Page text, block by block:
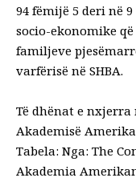
94 fëmijë 5 deri në
socio-ekonomike
familjeve
varfërisë në SHBA.
Të dhënat e nxjerra
Akademisë
Tabela: Nga: The
Akademia